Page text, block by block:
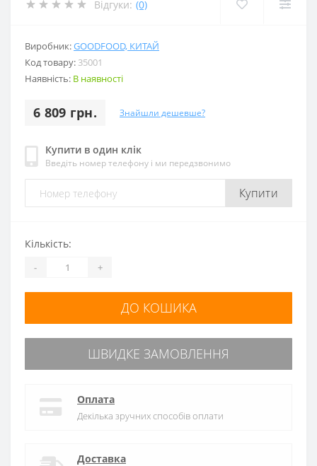
Відгуки: (0)
Виробник:GOODFOOD, КИТАЙ
Код товару: 35001
Наявність: В наявності
6 809 грн. Знайшли дешевше?
Купити в один клік
Введіть номер телефону і ми передзвонимо
Купити
Кількість:
- +
ДО КОШИКА
ШВИДКЕ ЗАМОВЛЕННЯ
Оплата
Декілька зручних способів оплати
Доставка